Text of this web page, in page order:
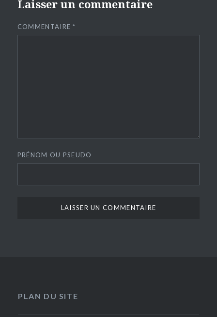
Laisser un commentaire
COMMENTAIRE*
PRÉNOM OU PSEUDO
PLAN DU SITE